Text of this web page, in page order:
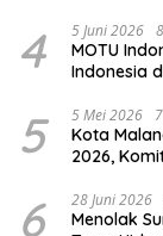
4 5 Juni 2026
MOTU
Indonesia
5 5 Mei 2026
Kota
2026,
6 28 Juni 2026
Menolak